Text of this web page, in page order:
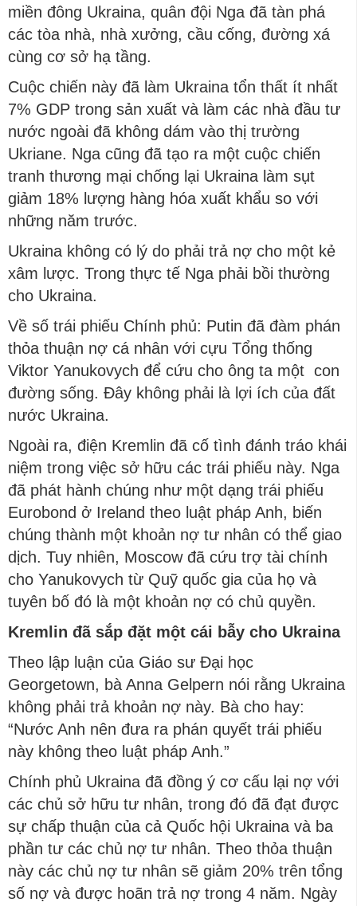
miền đông Ukraina, quân đội Nga đã tàn phá
các tòa nhà, nhà xưởng, cầu cống, đường xá
cùng cơ sở hạ tầng.
Cuộc chiến này đã làm Ukraina tổn thất ít nhất
7% GDP trong sản xuất và làm các nhà đầu tư
nước ngoài đã không dám vào thị trường
Ukriane. Nga cũng đã tạo ra một cuộc chiến
tranh thương mại chống lại Ukraina làm sụt
giảm 18% lượng hàng hóa xuất khẩu so với
những năm trước.
Ukraina không có lý do phải trả nợ cho một kẻ
xâm lược. Trong thực tế Nga phải bồi thường
cho Ukraina.
Về số trái phiếu Chính phủ: Putin đã đàm phán
thỏa thuận nợ cá nhân với cựu Tổng thống
Viktor Yanukovych để cứu cho ông ta một con
đường sống. Đây không phải là lợi ích của đất
nước Ukraina.
Ngoài ra, điện Kremlin đã cố tình đánh tráo khái
niệm trong việc sở hữu các trái phiếu này. Nga
đã phát hành chúng như một dạng trái phiếu
Eurobond ở Ireland theo luật pháp Anh, biến
chúng thành một khoản nợ tư nhân có thể giao
dịch. Tuy nhiên, Moscow đã cứu trợ tài chính
cho Yanukovych từ Quỹ quốc gia của họ và
tuyên bố đó là một khoản nợ có chủ quyền.
Kremlin đã sắp đặt một cái bẫy cho Ukraina
Theo lập luận của Giáo sư Đại học
Georgetown, bà Anna Gelpern nói rằng Ukraina
không phải trả khoản nợ này. Bà cho hay:
“Nước Anh nên đưa ra phán quyết trái phiếu
này không theo luật pháp Anh.”
Chính phủ Ukraina đã đồng ý cơ cấu lại nợ với
các chủ sở hữu tư nhân, trong đó đã đạt được
sự chấp thuận của cả Quốc hội Ukraina và ba
phần tư các chủ nợ tư nhân. Theo thỏa thuận
này các chủ nợ tư nhân sẽ giảm 20% trên tổng
số nợ và được hoãn trả nợ trong 4 năm. Ngày